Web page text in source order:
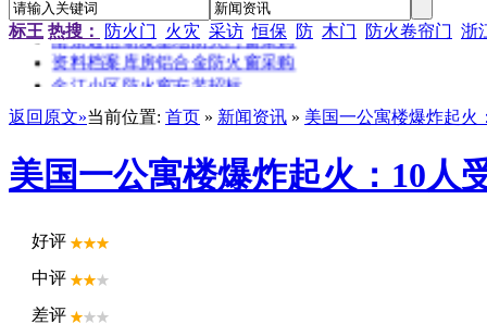
标王 热搜： 防火门 火灾 采访 恒保 防 木门 防火卷帘门 浙
金江小区防火窗安装招标
南京通信研发基地防火门窗采购
资料档案库房铝合金防火窗采购
金江小区防火窗安装招标
返回原文»当前位置: 首页 » 新闻资讯 » 美国一公寓楼爆炸起火
美国一公寓楼爆炸起火：10人
好评
中评
差评